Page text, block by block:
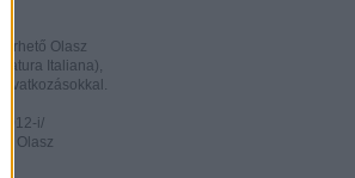
Olasz
Italiana),
i/
Olasz